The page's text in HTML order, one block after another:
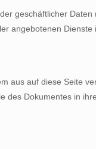
geschäftlicher
angebotenen
aus auf diese Seite
Dokumentes in